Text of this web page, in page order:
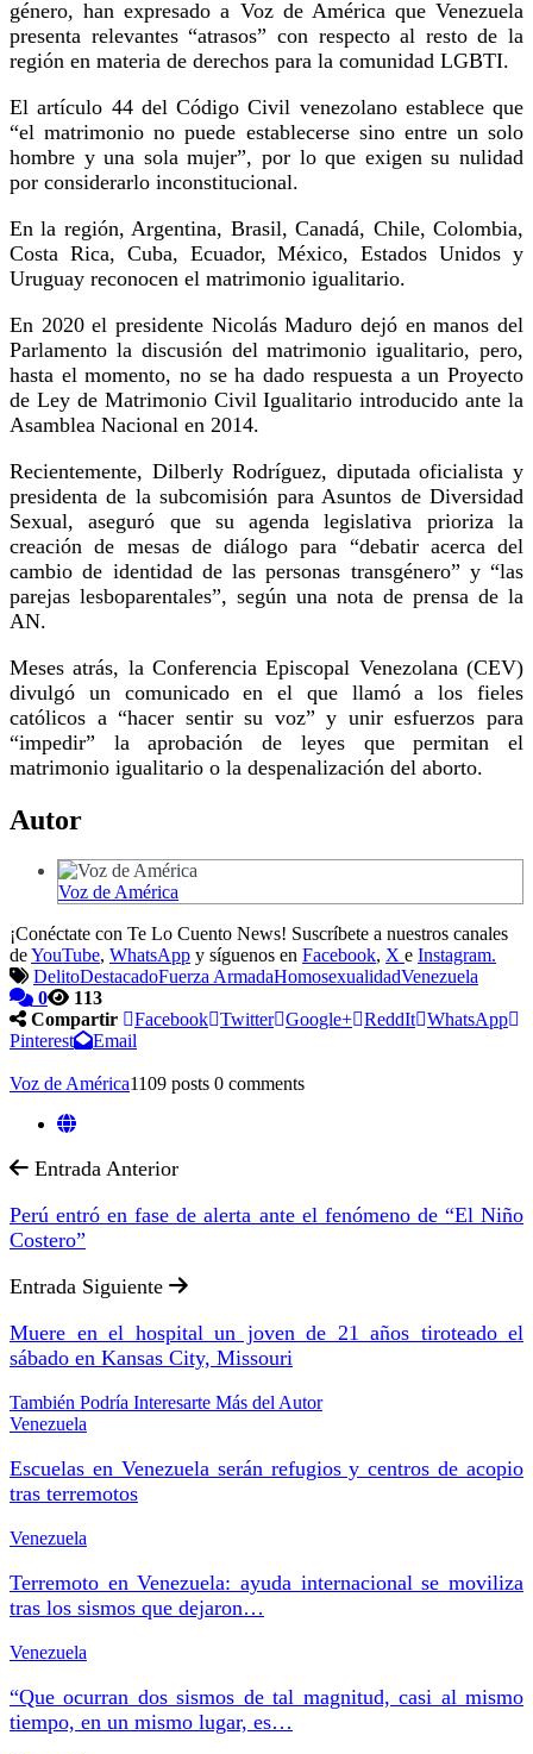
género, han expresado a Voz de América que Venezuela
presenta relevantes “atrasos” con respecto al resto de la
región en materia de derechos para la comunidad LGBTI.
El artículo 44 del Código Civil venezolano establece que
“el matrimonio no puede establecerse sino entre un solo
hombre y una sola mujer”, por lo que exigen su nulidad
por considerarlo inconstitucional.
En la región, Argentina, Brasil, Canadá, Chile, Colombia,
Costa Rica, Cuba, Ecuador, México, Estados Unidos y
Uruguay reconocen el matrimonio igualitario.
En 2020 el presidente Nicolás Maduro dejó en manos del
Parlamento la discusión del matrimonio igualitario, pero,
hasta el momento, no se ha dado respuesta a un Proyecto
de Ley de Matrimonio Civil Igualitario introducido ante la
Asamblea Nacional en 2014.
Recientemente, Dilberly Rodríguez, diputada oficialista y
presidenta de la subcomisión para Asuntos de Diversidad
Sexual, aseguró que su agenda legislativa prioriza la
creación de mesas de diálogo para “debatir acerca del
cambio de identidad de las personas transgénero” y “las
parejas lesboparentales”, según una nota de prensa de la
AN.
Meses atrás, la Conferencia Episcopal Venezolana (CEV)
divulgó un comunicado en el que llamó a los fieles
católicos a “hacer sentir su voz” y unir esfuerzos para
“impedir” la aprobación de leyes que permitan el
matrimonio igualitario o la despenalización del aborto.
Autor
Voz de América
¡Conéctate con Te Lo Cuento News! Suscríbete a nuestros canales
deYouTube, WhatsApp y síguenos en Facebook, X e Instagram.
DelitoDestacadoFuerza ArmadaHomosexualidadVenezuela
0
113
Compartir
Facebook Twitter Google+ ReddIt WhatsApp
Pinterest
Email
Voz de América1109 posts 0 comments
Entrada Anterior
Perú entró en fase de alerta ante el fenómeno de “El Niño
Costero”
Entrada Siguiente
Muere en el hospital un joven de 21 años tiroteado el
sábado en Kansas City, Missouri
También Podría Interesarte Más del Autor
Venezuela
Escuelas en Venezuela serán refugios y centros de acopio
tras terremotos
Venezuela
Terremoto en Venezuela: ayuda internacional se moviliza
tras los sismos que dejaron…
Venezuela
“Que ocurran dos sismos de tal magnitud, casi al mismo
tiempo, en un mismo lugar, es…